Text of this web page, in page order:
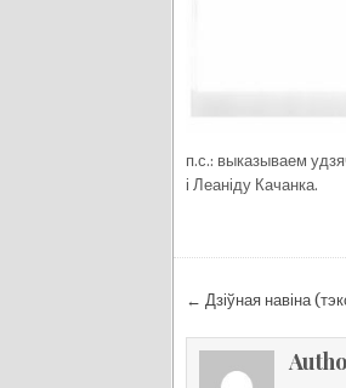
п.с.: выказываем
і Леаніду Качанка.
Навігацыя
па
запісах
← Дзіўная навіна